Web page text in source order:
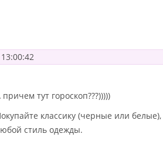
причем тут гороскоп???)))))
классику (черные или
стиль одежды.